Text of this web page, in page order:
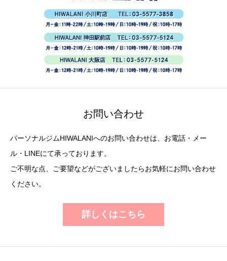
お問い合わせ
パーソナルジムHIWALANIへのお問い合わせは、お電話・メー
ル・LINEにて承っております。
ご不明な点、ご要望などがございましたらお気軽にお問い合わせ
ください。
詳しくはこちら